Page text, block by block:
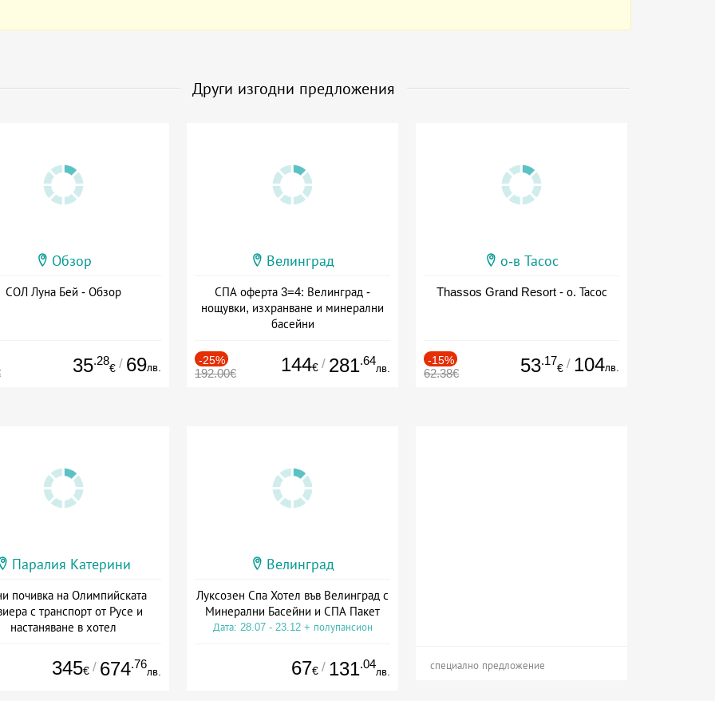
Други изгодни предложения
Обзор
СОЛ Луна Бей - Обзор
35.28
€ / 69лв.
Велинград
СПА оферта 3=4: Велинград -
нощувки, изхранване и минерални
басейни
-25%
192.00€ 144€ / 281.64
лв.
о-в Тасос
Thassos Grand Resort - о. Тасос
-15%
62.38€ 53.17
€ / 104лв.
Паралия Катерини
почивка на Олимпийската
с транспорт от Русе и
настаняване в хотел
345€ / 674.76
лв.
Велинград
Луксозен Спа Хотел във Велинград с
Минерални Басейни и СПА Пакет
Дата: 28.07 - 23.12 + полупансион
67€ / 131.04
лв. специално предложение